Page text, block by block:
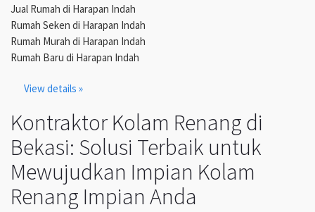
Jual Rumah di Harapan Indah
Rumah Seken di Harapan Indah
Rumah Murah di Harapan Indah
Rumah Baru di Harapan Indah
View details »
Kontraktor Kolam Renang di
Bekasi: Solusi Terbaik untuk
Mewujudkan Impian Kolam
Renang Impian Anda